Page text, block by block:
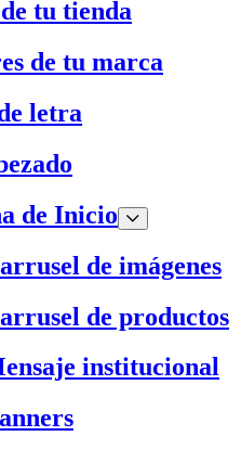
tu tienda
de tu marca
letra
de Inicio
de imágenes
de productos
institucional